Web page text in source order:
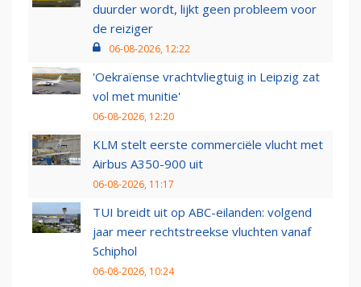
duurder wordt, lijkt geen probleem voor
de reiziger
06-08-2026, 12:22
'Oekraïense vrachtvliegtuig in Leipzig zat
vol met munitie'
06-08-2026, 12:20
KLM stelt eerste commerciële vlucht met
Airbus A350-900 uit
06-08-2026, 11:17
TUI breidt uit op ABC-eilanden: volgend
jaar meer rechtstreekse vluchten vanaf
Schiphol
06-08-2026, 10:24